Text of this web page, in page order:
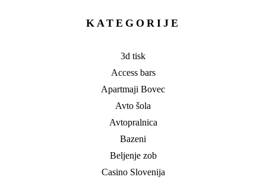
KATEGORIJE
3d tisk
Access bars
Apartmaji Bovec
Avto šola
Avtopralnica
Bazeni
Beljenje zob
Casino Slovenija